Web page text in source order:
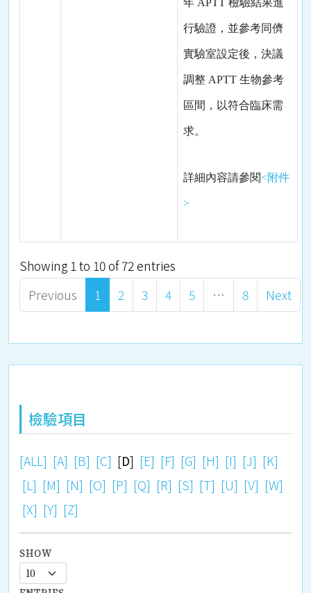
年 APTT 檢驗結果進
行驗證，並參考同儕
實驗室設定後，決議
調整 APTT 生物參考
區間，以符合臨床需
求。
詳細內容請參閱<附件
>
Showing 1 to 10 of 72 entries
Previous
1 2 3 4 5 … 8 Next
檢驗項目
[ALL] [A] [B] [C] [D] [E] [F] [G] [H] [I] [J] [K]
[L] [M] [N] [O] [P] [Q] [R] [S] [T] [U] [V] [W]
[X] [Y] [Z]
SHOW